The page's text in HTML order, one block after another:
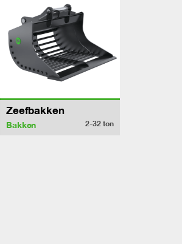
Zeefbakken
Bakken 2-32 ton